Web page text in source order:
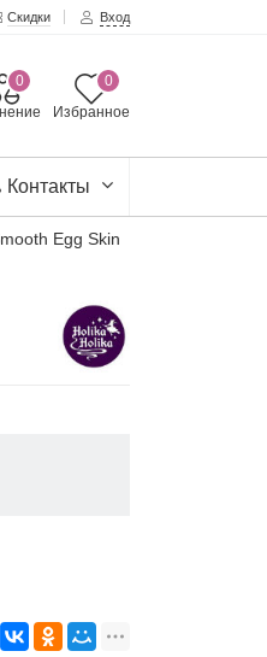
Скидки Вход
Избранное
0
0
Контакты
Egg Skin